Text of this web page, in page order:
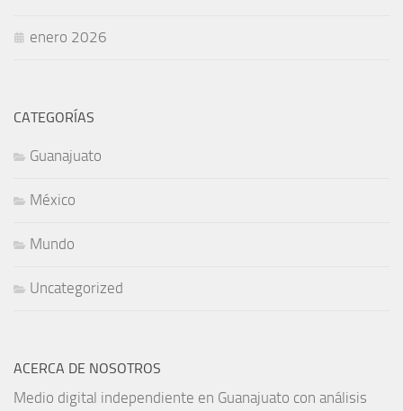
enero 2026
CATEGORÍAS
Guanajuato
México
Mundo
Uncategorized
ACERCA DE NOSOTROS
Medio digital independiente en Guanajuato con análisis